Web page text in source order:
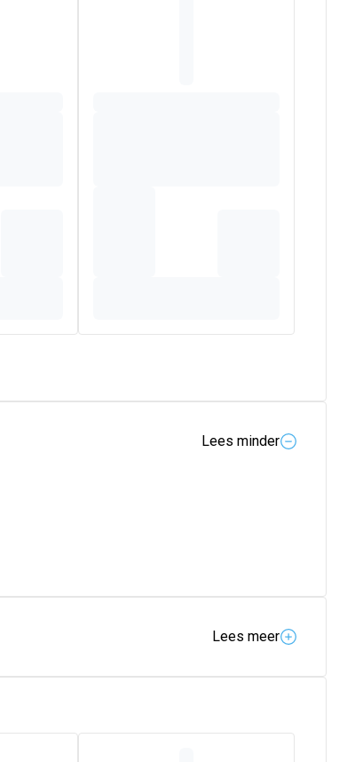
Lees minder
Lees meer
begin gevoelig zijn voor prikkels van buitenaf.